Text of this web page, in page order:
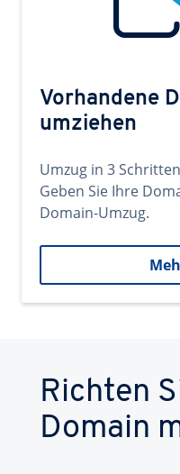
Vorhandene
umziehen
Umzug in 3
Geben Sie Ihre
Domain-Umzug.
Richten
Domain